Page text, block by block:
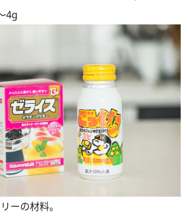
4g
ーの材料。